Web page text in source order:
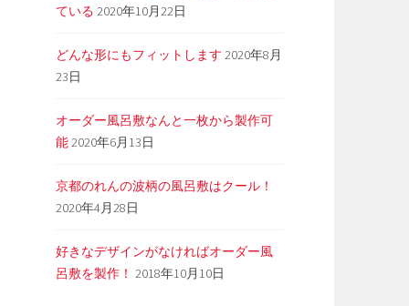
ている 2020年10月22日
どんな形にもフィットします 2020年8月
23日
オーダー風呂敷なんと一枚から製作可
能2020年6月13日
京都のれんの波柄の風呂敷はクール！
2020年4月28日
好きなデザインがなければオーダー風
呂敷を製作！ 2018年10月10日